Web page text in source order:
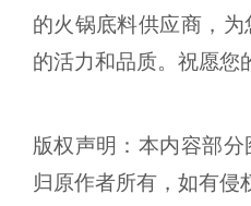
的火锅底料供应商，
的活力和品质。祝愿您
版权声明：本内容部
归原作者所有，如有侵